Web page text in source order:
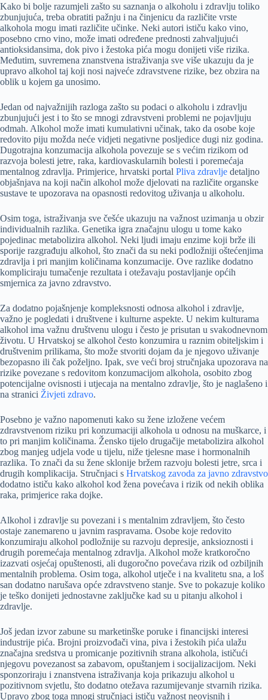
Kako bi bolje razumjeli zašto su saznanja o alkoholu i zdravlju toliko
zbunjujuća, treba obratiti pažnju i na činjenicu da različite vrste
alkohola mogu imati različite učinke. Neki autori ističu kako vino,
posebno crno vino, može imati određene prednosti zahvaljujući
antioksidansima, dok pivo i žestoka pića mogu donijeti više rizika.
Međutim, suvremena znanstvena istraživanja sve više ukazuju da je
upravo alkohol taj koji nosi najveće zdravstvene rizike, bez obzira na
oblik u kojem ga unosimo.
Jedan od najvažnijih razloga zašto su podaci o alkoholu i zdravlju
zbunjujući jest i to što se mnogi zdravstveni problemi ne pojavljuju
odmah. Alkohol može imati kumulativni učinak, tako da osobe koje
redovito piju možda neće vidjeti negativne posljedice dugi niz godina.
Dugotrajna konzumacija alkohola povezuje se s većim rizikom od
razvoja bolesti jetre, raka, kardiovaskularnih bolesti i poremećaja
mentalnog zdravlja. Primjerice, hrvatski portal Pliva zdravlje detaljno
objašnjava na koji način alkohol može djelovati na različite organske
sustave te upozorava na opasnosti redovitog uživanja u alkoholu.
Osim toga, istraživanja sve češće ukazuju na važnost uzimanja u obzir
individualnih razlika. Genetika igra značajnu ulogu u tome kako
pojedinac metabolizira alkohol. Neki ljudi imaju enzime koji brže ili
sporije razgrađuju alkohol, što znači da su neki podložniji oštećenjima
zdravlja i pri manjim količinama konzumacije. Ove razlike dodatno
kompliciraju tumačenje rezultata i otežavaju postavljanje općih
smjernica za javno zdravstvo.
Za dodatno pojašnjenje kompleksnosti odnosa alkohol i zdravlje,
važno je pogledati i društvene i kulturne aspekte. U nekim kulturama
alkohol ima važnu društvenu ulogu i često je prisutan u svakodnevnom
životu. U Hrvatskoj se alkohol često konzumira u raznim obiteljskim i
društvenim prilikama, što može stvoriti dojam da je njegovo uživanje
bezopasno ili čak poželjno. Ipak, sve veći broj stručnjaka upozorava na
rizike povezane s redovitom konzumacijom alkohola, osobito zbog
potencijalne ovisnosti i utjecaja na mentalno zdravlje, što je naglašeno i
na stranici Živjeti zdravo.
Posebno je važno napomenuti kako su žene izložene većem
zdravstvenom riziku pri konzumaciji alkohola u odnosu na muškarce, i
to pri manjim količinama. Žensko tijelo drugačije metabolizira alkohol
zbog manjeg udjela vode u tijelu, niže tjelesne mase i hormonalnih
razlika. To znači da su žene sklonije bržem razvoju bolesti jetre, srca i
drugih komplikacija. Stručnjaci s Hrvatskog zavoda za javno zdravstvo
dodatno ističu kako alkohol kod žena povećava i rizik od nekih oblika
raka, primjerice raka dojke.
Alkohol i zdravlje su povezani i s mentalnim zdravljem, što često
ostaje zanemareno u javnim raspravama. Osobe koje redovito
konzumiraju alkohol podložnije su razvoju depresije, anksioznosti i
drugih poremećaja mentalnog zdravlja. Alkohol može kratkoročno
izazvati osjećaj opuštenosti, ali dugoročno povećava rizik od ozbiljnih
mentalnih problema. Osim toga, alkohol utječe i na kvalitetu sna, a loš
san dodatno narušava opće zdravstveno stanje. Sve to pokazuje koliko
je teško donijeti jednostavne zaključke kad su u pitanju alkohol i
zdravlje.
Još jedan izvor zabune su marketinške poruke i financijski interesi
industrije pića. Brojni proizvođači vina, piva i žestokih pića ulažu
značajna sredstva u promicanje pozitivnih strana alkohola, ističući
njegovu povezanost sa zabavom, opuštanjem i socijalizacijom. Neki
sponzoriraju i znanstvena istraživanja koja prikazuju alkohol u
pozitivnom svjetlu, što dodatno otežava razumijevanje stvarnih rizika.
Upravo zbog toga mnogi stručnjaci ističu važnost neovisnih i